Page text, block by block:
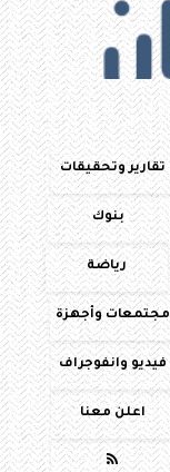
تقارير وتحقيقات
بنوك
رياضة
مجتمعات وأجهزة
فيديو وانفوجراف
اعلن معنا
